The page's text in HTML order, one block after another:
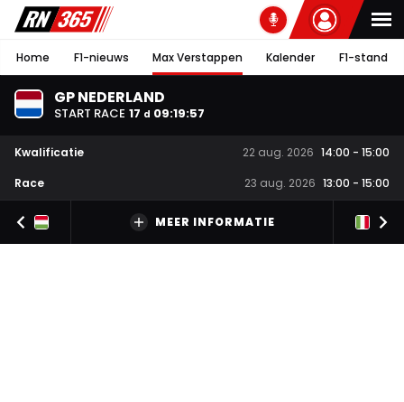
Home F1-nieuws Max Verstappen Kalender F1-stand
GP NEDERLAND
START RACE 17 d 09:19:57
Kwalificatie 22 aug. 2026 14:00 - 15:00
Race
23 aug. 2026 13:00 - 15:00
MEER INFORMATIE